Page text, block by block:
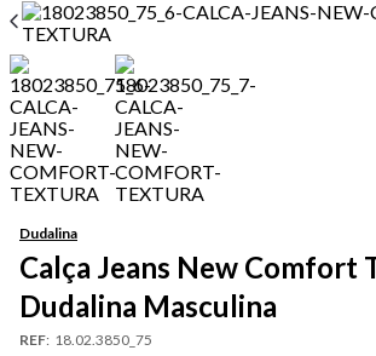
Dudalina
Calça Jeans New Comfort
Dudalina Masculina
REF: 18.02.3850_75